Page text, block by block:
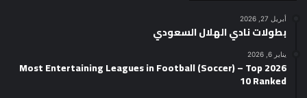
أبريل 27, 2026
بطولات نادي الهلال السعودي
يناير 6, 2026
2026 Most Entertaining Leagues in Football (Soccer) – Top
10 Ranked